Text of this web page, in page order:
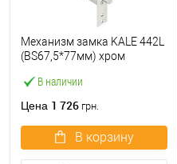
В наличии
Механизм замка KALE 442L
(BS67,5*77мм) хром
Цена 1 726 грн.
В корзину